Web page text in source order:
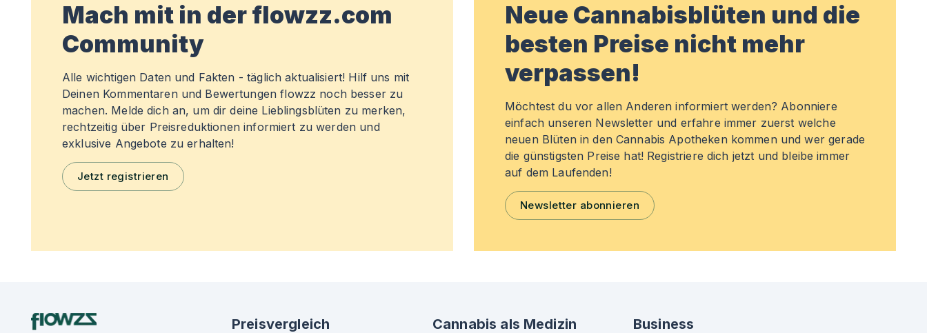
Mach mit in der flowzz.com
Community
Alle wichtigen Daten und Fakten - täglich aktualisiert! Hilf uns mit
Deinen Kommentaren und Bewertungen flowzz noch besser zu
machen. Melde dich an, um dir deine Lieblingsblüten zu merken,
rechtzeitig über Preisreduktionen informiert zu werden und
exklusive Angebote zu erhalten!
Jetzt registrieren
Neue Cannabisblüten und die
besten Preise nicht mehr
verpassen!
Möchtest du vor allen Anderen informiert werden? Abonniere
einfach unseren Newsletter und erfahre immer zuerst welche
neuen Blüten in den Cannabis Apotheken kommen und wer gerade
die günstigsten Preise hat! Registriere dich jetzt und bleibe immer
auf dem Laufenden!
Newsletter abonnieren
Preisvergleich Cannabis als Medizin Business